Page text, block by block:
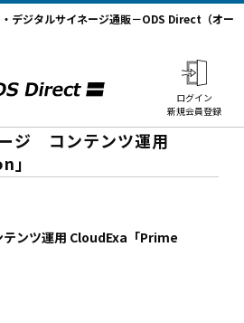
デジタルサイネージ通販－ODS Direct（オー
ログイン
新規会員登録
ジ コンテンツ運用
」
ンツ運用 CloudExa「Prime